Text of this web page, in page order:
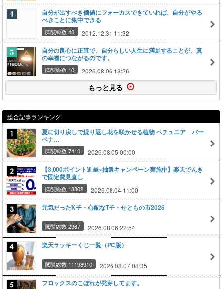
自分が出すべき価値にフォーカスできていれば、自分がやる
べきことに集中できる
閲覧総数 40 2012.12.31 11:32
自分の良心に正直で、自分らしい人生に満足することが、真
の幸福につながるのです。
閲覧総数 10 2026.08.06 13:26
もっと見る
総合記事ランキング
夏に切り戻しで繰り返し花を咲かせる植物 ペチュニア バー
ベナ…
閲覧総数 7410 2026.08.05 00:00
【3,000ポイント進呈×抽選キャンペーン実施中】楽天でんき
で固定費見直し
閲覧総数 18802 2026.08.04 11:00
元気だったK子・心配なT子・せともの市2026
閲覧総数 2967 2026.08.06 22:54
楽天ラッキーくじ一覧（PC版）
閲覧総数 11198910 2026.08.07 08:35
フロックスのこぼれが発芽してます。